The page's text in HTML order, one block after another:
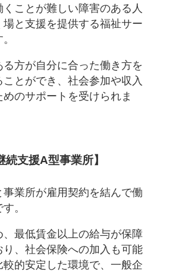
くことが難しい障害のある人
場と支援を提供する福祉サー
る方が自分に合った働き方を
ことができ、社会参加や収入
めのサポートを受けられま
続支援A型事業所】
事業所が雇用契約を結んで働
。
、最低賃金以上の給与が保障
り、社会保険への加入も可能
較的安定した環境で、一般企